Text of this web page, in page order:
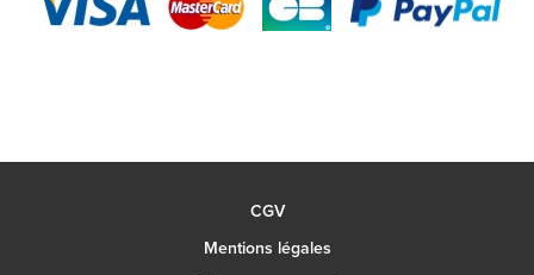
CGV
Mentions légales